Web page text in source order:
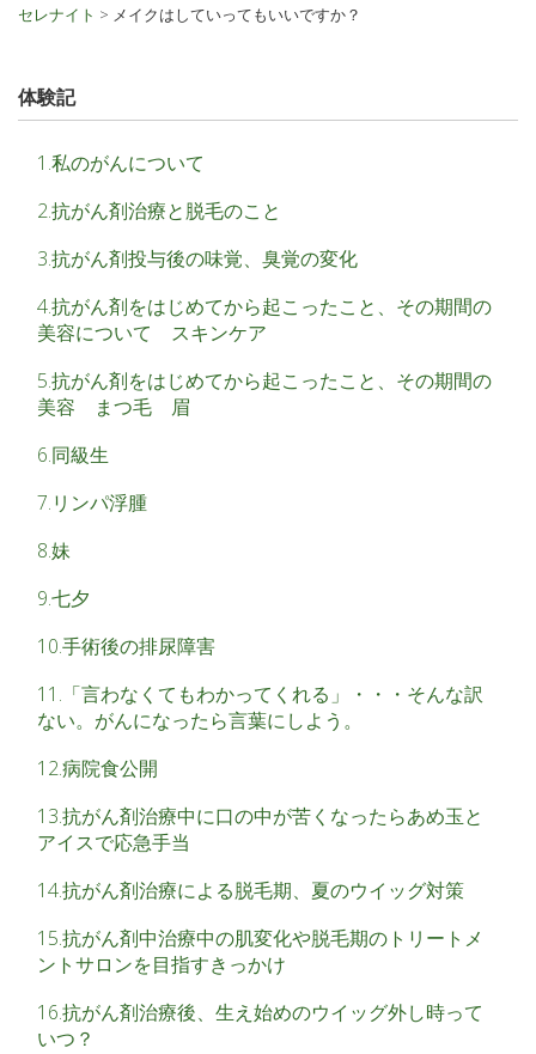
セレナイト > メイクはしていってもいいですか？
体験記
1.私のがんについて
2.抗がん剤治療と脱毛のこと
3.抗がん剤投与後の味覚、臭覚の変化
4.抗がん剤をはじめてから起こったこと、その期間の
美容について スキンケア
5.抗がん剤をはじめてから起こったこと、その期間の
美容 まつ毛 眉
6.同級生
7.リンパ浮腫
8.妹
9.七夕
10.手術後の排尿障害
11.「言わなくてもわかってくれる」・・・そんな訳
ない。がんになったら言葉にしよう。
12.病院食公開
13.抗がん剤治療中に口の中が苦くなったらあめ玉と
アイスで応急手当
14.抗がん剤治療による脱毛期、夏のウイッグ対策
15.抗がん剤中治療中の肌変化や脱毛期のトリートメ
ントサロンを目指すきっかけ
16.抗がん剤治療後、生え始めのウイッグ外し時って
いつ？